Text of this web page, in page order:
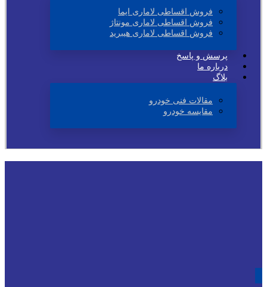
فروش اقساطی لاماری ایما
فروش اقساطی لاماری مونتاژ
فروش اقساطی لاماری هیبرید
پرسش و پاسخ
درباره ما
بلاگ
مقالات فنی خودرو
مقایسه خودرو